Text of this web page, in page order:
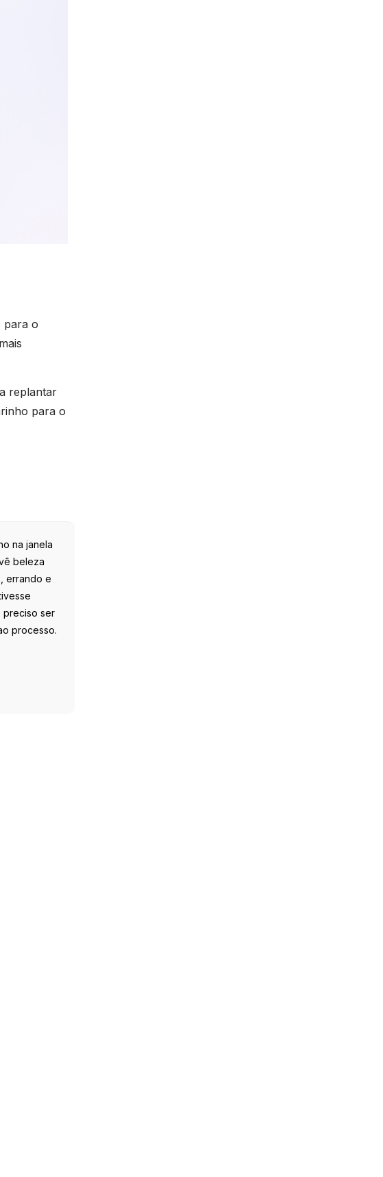
para o
replantar
para o
na janela
beleza
errando e
preciso ser
processo.